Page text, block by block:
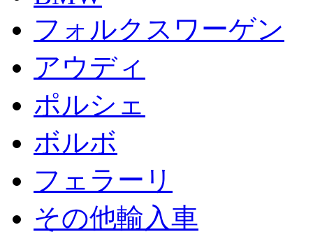
フォルクスワーゲン
アウディ
ポルシェ
ボルボ
フェラーリ
その他輸入車